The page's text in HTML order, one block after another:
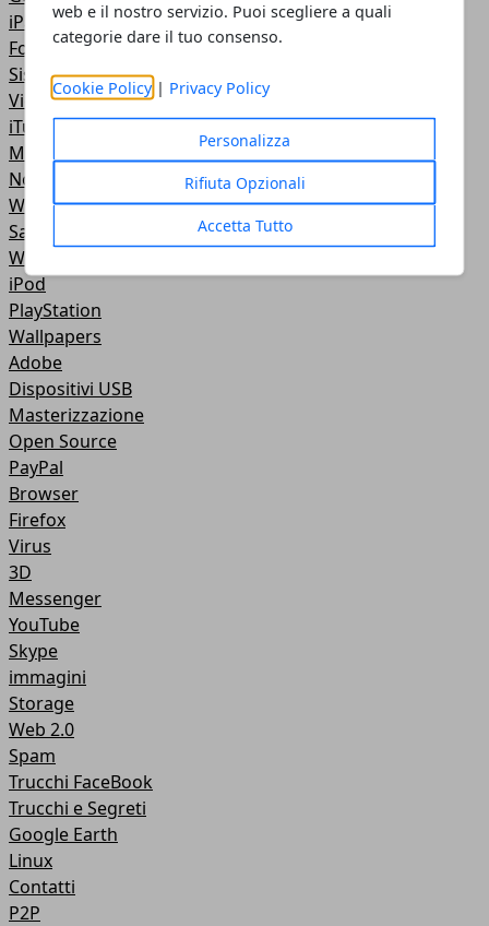
web e il nostro servizio. Puoi scegliere a quali
categorie dare il tuo consenso.
Cookie Policy | Privacy Policy
Personalizza
Rifiuta Opzionali
Accetta Tutto
iPad
Fotoritocco
Sistemi Operativi
Video Tutorial
iTunes
Motori di ricerca
NoteBook
Wireless
Samsung
Web Master
iPod
PlayStation
Wallpapers
Adobe
Dispositivi USB
Masterizzazione
Open Source
PayPal
Browser
Firefox
Virus
3D
Messenger
YouTube
Skype
immagini
Storage
Web 2.0
Spam
Trucchi FaceBook
Trucchi e Segreti
Google Earth
Linux
Contatti
P2P